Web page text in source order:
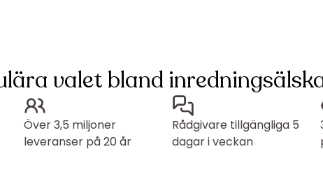
valet bland
Över 3,5 miljoner
leveranser på 20 år
Rådgivare tillgängliga 5
dagar i veckan